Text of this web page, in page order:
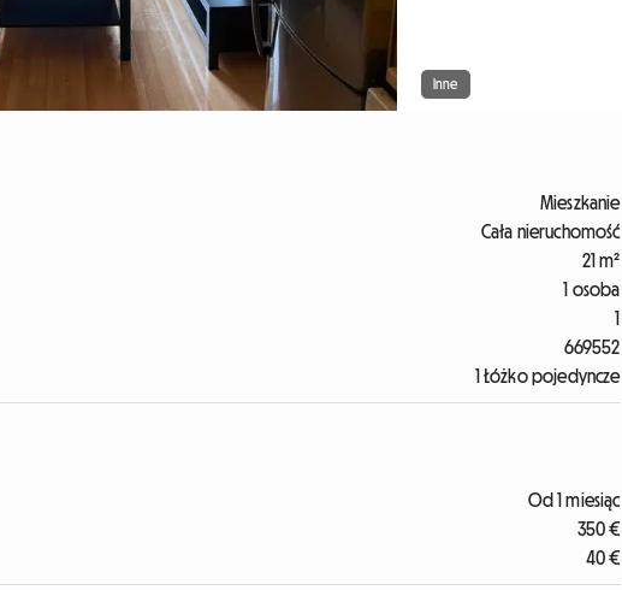
Inne
Mieszkanie
Cała nieruchomość
21 m²
1 osoba
1
669552
1 Łóżko pojedyncze
Od 1 miesiąc
350 €
40 €